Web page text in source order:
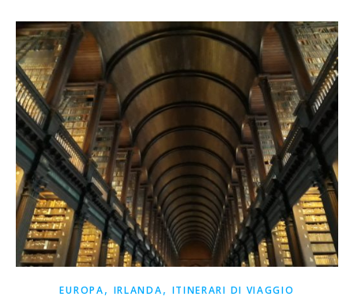
EUROPA, IRLANDA, ITINERARI DI VIAGGIO